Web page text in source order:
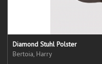
Diamond Stuhl Polster
Bertoia, Harry